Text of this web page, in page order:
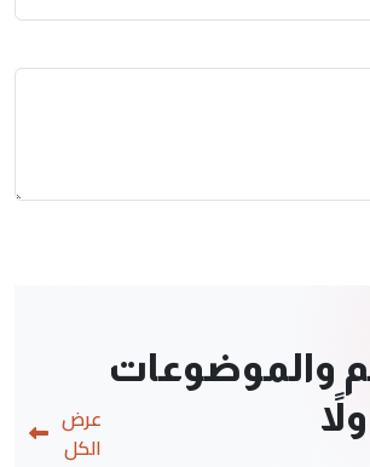
والموضوعات
عرض
الكل